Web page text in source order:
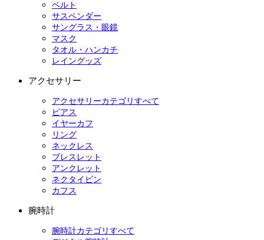
ベルト
サスペンダー
サングラス・眼鏡
マスク
タオル・ハンカチ
レイングッズ
アクセサリー
アクセサリーカテゴリすべて
ピアス
イヤーカフ
リング
ネックレス
ブレスレット
アンクレット
ネクタイピン
カフス
腕時計
腕時計カテゴリすべて